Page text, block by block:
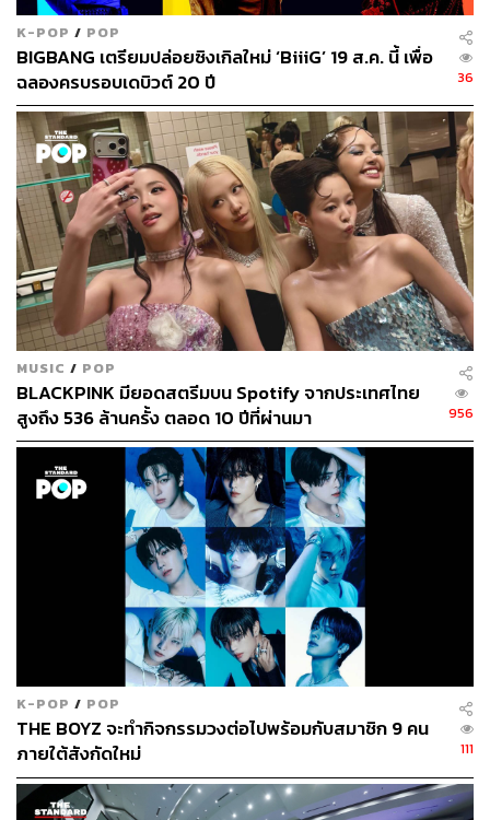
K-POP / POP
BIGBANG เตรียมปล่อยซิงเกิลใหม่ ‘BiiiG’ 19 ส.ค. นี้ เพื่อ
ฉลองครบรอบเดบิวต์ 20 ปี
36
MUSIC / POP
BLACKPINK มียอดสตรีมบน Spotify จากประเทศไทย
สูงถึง 536 ล้านครั้ง ตลอด 10 ปีที่ผ่านมา
956
K-POP / POP
THE BOYZ จะทำกิจกรรมวงต่อไปพร้อมกับสมาชิก 9 คน
ภายใต้สังกัดใหม่
111